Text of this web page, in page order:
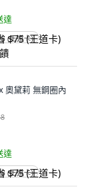
達
(王道卡)
奧黛莉 無鋼圈內
達
(王道卡)